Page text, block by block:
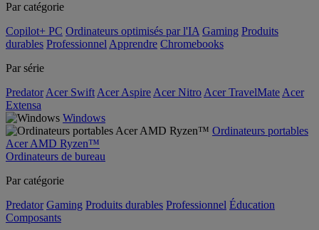
Par catégorie
Copilot+ PC Ordinateurs optimisés par l'IA Gaming Produits
durables Professionnel Apprendre Chromebooks
Par série
Predator Acer Swift Acer Aspire Acer Nitro Acer TravelMate Acer
Extensa
Windows
Ordinateurs portables
Acer AMD Ryzen™
Ordinateurs de bureau
Par catégorie
Predator Gaming Produits durables Professionnel Éducation
Composants